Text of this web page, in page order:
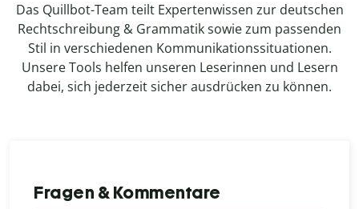
Das Quillbot-Team teilt Expertenwissen zur deutschen
Rechtschreibung & Grammatik sowie zum passenden
Stil in verschiedenen Kommunikationssituationen.
Unsere Tools helfen unseren Leserinnen und Lesern
dabei, sich jederzeit sicher ausdrücken zu können.
Fragen & Kommentare